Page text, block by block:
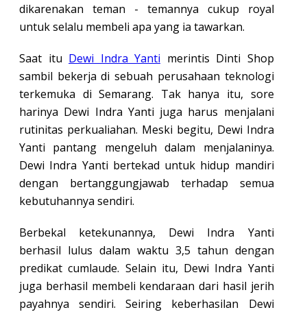
dikarenakan teman - temannya cukup royal
untuk selalu membeli apa yang ia tawarkan.
Saat itu Dewi Indra Yanti merintis Dinti Shop
sambil bekerja di sebuah perusahaan teknologi
terkemuka di Semarang. Tak hanya itu, sore
harinya Dewi Indra Yanti juga harus menjalani
rutinitas perkualiahan. Meski begitu, Dewi Indra
Yanti pantang mengeluh dalam menjalaninya.
Dewi Indra Yanti bertekad untuk hidup mandiri
dengan bertanggungjawab terhadap semua
kebutuhannya sendiri.
Berbekal ketekunannya, Dewi Indra Yanti
berhasil lulus dalam waktu 3,5 tahun dengan
predikat cumlaude. Selain itu, Dewi Indra Yanti
juga berhasil membeli kendaraan dari hasil jerih
payahnya sendiri. Seiring keberhasilan Dewi